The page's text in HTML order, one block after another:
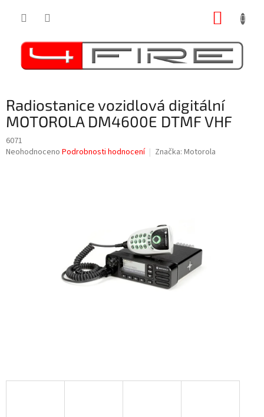
Radiostanice vozidlová digitální
MOTOROLA DM4600E DTMF VHF
6071
Průměrné
Neohodnoceno Podrobnosti hodnocení Značka: Motorola